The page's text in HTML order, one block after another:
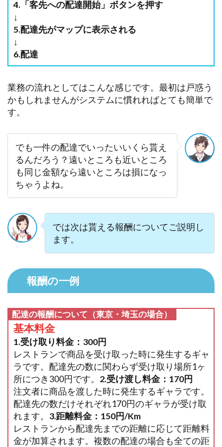
4.「客先への配達開始」ボタンを押す
↓
5.配達先がマップに表示される
↓
6.配達
業務の流れとしてはこんな感じです。最初は戸惑う
かもしれませんがシステムに慣れればとても簡単で
す。
でも一件の配達でいったいいくら貰え
るんだろう？遠いところも近いところ
も同じ金額なら遠いところは損になっ
ちゃうよね。
では次は貰える報酬についてご説明し
ます。
報酬の一例
配達の報酬について（東京・埼玉の場合）
基本料金
1.受け取り料金：300円
レストランで商品を受け取った時に発生するギャ
ラです。配達先の数に関わらず受け取り場所1ヶ
所につき300円です。 2.受け渡し料金：170円
注文者に商品を渡した時に発生するギャラです。
配達先の数だけそれぞれ170円のギャラが受け取
れます。 3.距離料金：150円/Km
レストランから配達先までの距離に応じて距離料
金が加算されます。複数の配達の場合も全ての距